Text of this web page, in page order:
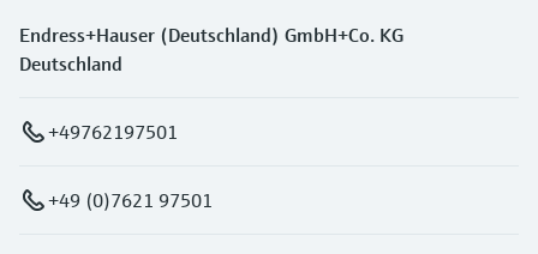
Endress+Hauser (Deutschland) GmbH+Co. KG
Deutschland
+49762197501
+49 (0)7621 97501